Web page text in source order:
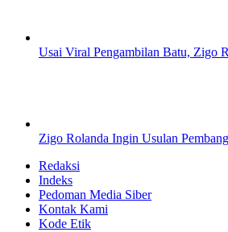
Usai Viral Pengambilan Batu, Zigo
Zigo Rolanda Ingin Usulan
Redaksi
Indeks
Pedoman Media Siber
Kontak Kami
Kode Etik